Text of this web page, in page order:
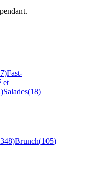
)Fast-
et
)Salades(18)
348)Brunch(105)